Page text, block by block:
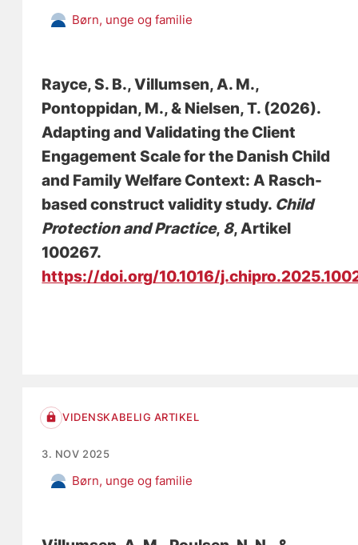
Børn, unge og familie
Rayce, S. B., Villumsen, A. M.,
Pontoppidan, M., & Nielsen, T. (2026).
Adapting and Validating the Client
Engagement Scale for the Danish Child
and Family Welfare Context: A Rasch-
based construct validity study. Child
Protection and Practice, 8, Artikel
100267.
https://doi.org/10.1016/
VIDENSKABELIG ARTIKEL
3. NOV 2025
Børn, unge og familie